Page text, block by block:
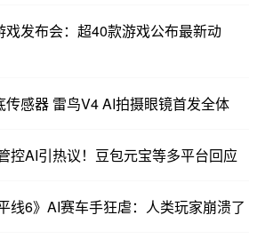
发布会：超40款游戏公布最新动
感器 雷鸟V4 AI拍摄眼镜首发全体
控AI引热议！豆包元宝等多平台回应
线6》AI赛车手狂虐：人类玩家崩溃了